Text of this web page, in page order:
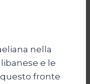
nella
e le
fronte